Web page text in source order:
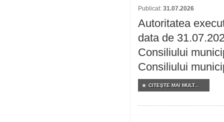
Publicat: 31.07.2026
Autoritatea
data de
Consiliului
Consiliului
CITEŞTE MAI MULT...